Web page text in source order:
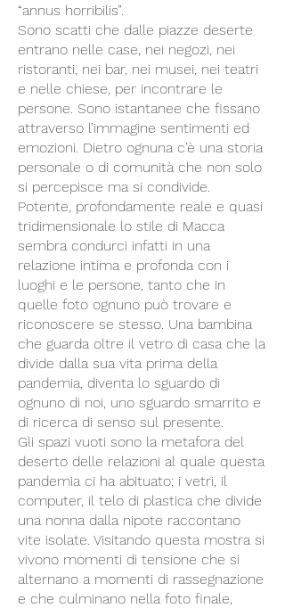
“annus horribilis”.
Sono scatti che dalle piazze deserte
entrano nelle case, nei negozi, nei
ristoranti, nei bar, nei musei, nei teatri
e nelle chiese, per incontrare le
persone. Sono istantanee che fissano
attraverso l’immagine sentimenti ed
emozioni. Dietro ognuna c’è una storia
personale o di comunità che non solo
si percepisce ma si condivide.
Potente, profondamente reale e quasi
tridimensionale lo stile di Macca
sembra condurci infatti in una
relazione intima e profonda con i
luoghi e le persone, tanto che in
quelle foto ognuno può trovare e
riconoscere se stesso. Una bambina
che guarda oltre il vetro di casa che la
divide dalla sua vita prima della
pandemia, diventa lo sguardo di
ognuno di noi, uno sguardo smarrito e
di ricerca di senso sul presente.
Gli spazi vuoti sono la metafora del
deserto delle relazioni al quale questa
pandemia ci ha abituato; i vetri, il
computer, il telo di plastica che divide
una nonna dalla nipote raccontano
vite isolate. Visitando questa mostra si
vivono momenti di tensione che si
alternano a momenti di rassegnazione
e che culminano nella foto finale,